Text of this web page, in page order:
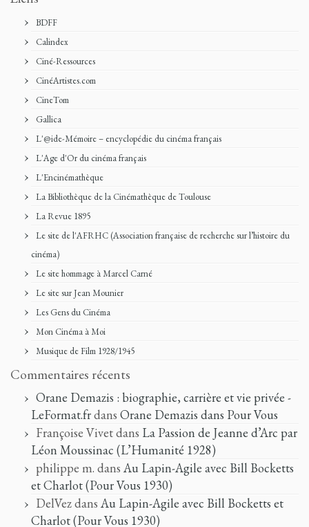
BDFF
Calindex
Ciné-Ressources
CinéArtistes.com
CineTom
Gallica
L'@ide-Mémoire – encyclopédie du cinéma français
L'Age d'Or du cinéma français
L'Encinémathèque
La Bibliothèque de la Cinémathèque de Toulouse
La Revue 1895
Le site de l'AFRHC (Association française de recherche sur l’histoire du
cinéma)
Le site hommage à Marcel Carné
Le site sur Jean Mounier
Les Gens du Cinéma
Mon Cinéma à Moi
Musique de Film 1928/1945
Commentaires récents
Orane Demazis : biographie, carrière et vie privée -
LeFormat.frdans Orane Demazis dans Pour Vous
Françoise Vivetdans La Passion de Jeanne d’Arc par
Léon Moussinac (L’Humanité 1928)
philippe m. dans Au Lapin-Agile avec Bill Bocketts
et Charlot (Pour Vous 1930)
DelVezdans Au Lapin-Agile avec Bill Bocketts et
Charlot (Pour Vous 1930)